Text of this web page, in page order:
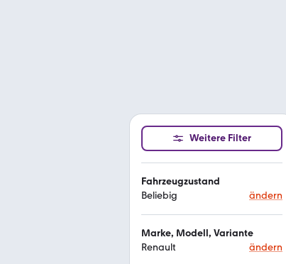
Weitere Filter
Fahrzeugzustand
Beliebig
ändern
Marke, Modell, Variante
Renault
ändern